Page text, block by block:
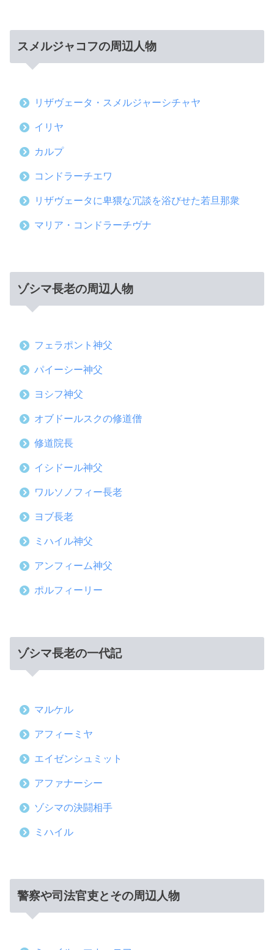
スメルジャコフの周辺人物
リザヴェータ・スメルジャーシチャヤ
イリヤ
カルプ
コンドラーチエワ
リザヴェータに卑猥な冗談を浴びせた若旦那衆
マリア・コンドラーチヴナ
ゾシマ長老の周辺人物
フェラポント神父
パイーシー神父
ヨシフ神父
オブドールスクの修道僧
修道院長
イシドール神父
ワルソノフィー長老
ヨブ長老
ミハイル神父
アンフィーム神父
ポルフィーリー
ゾシマ長老の一代記
マルケル
アフィーミヤ
エイゼンシュミット
アファナーシー
ゾシマの決闘相手
ミハイル
警察や司法官吏とその周辺人物